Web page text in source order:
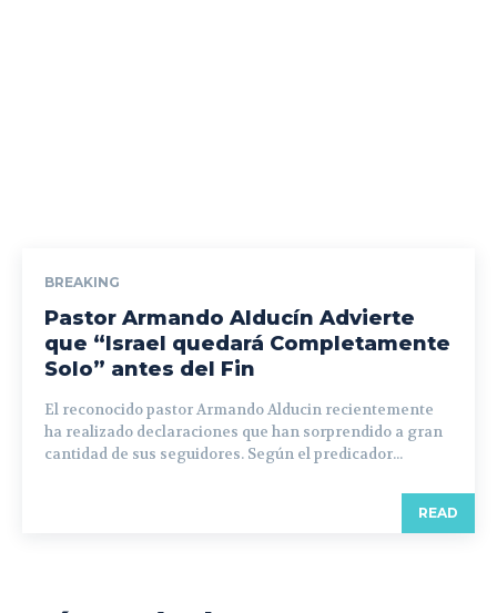
BREAKING
Pastor Armando Alducín Advierte
que “Israel quedará Completamente
Solo” antes del Fin
El reconocido pastor Armando Alducin recientemente
ha realizado declaraciones que han sorprendido a gran
cantidad de sus seguidores. Según el predicador...
READ